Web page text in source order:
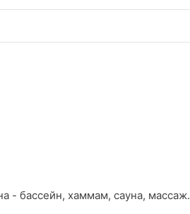
- бассейн, хаммам, сауна,